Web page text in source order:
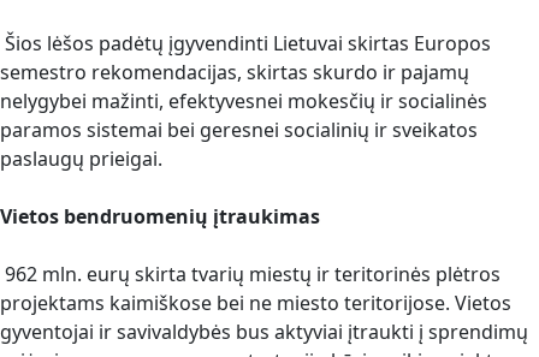
Šios lėšos padėtų įgyvendinti Lietuvai skirtas Europos
semestro rekomendacijas, skirtas skurdo ir pajamų
nelygybei mažinti, efektyvesnei mokesčių ir socialinės
paramos sistemai bei geresnei socialinių ir sveikatos
paslaugų prieigai.
Vietos bendruomenių įtraukimas
962 mln. eurų skirta tvarių miestų ir teritorinės plėtros
projektams kaimiškose bei ne miesto teritorijose. Vietos
gyventojai ir savivaldybės bus aktyviai įtraukti į sprendimų